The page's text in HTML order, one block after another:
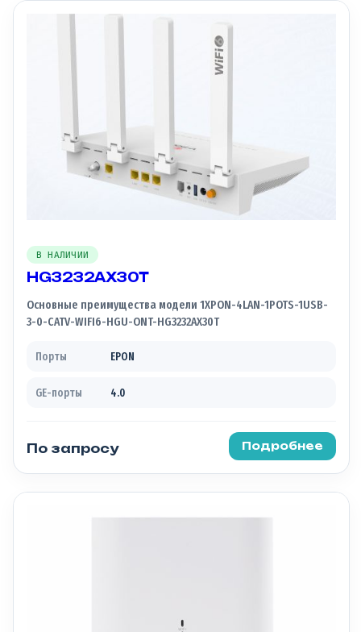
В НАЛИЧИИ
HG3232AX30T
Основные преимущества модели 1XPON-4LAN-1POTS-1USB-
3-0-CATV-WIFI6-HGU-ONT-HG3232AX30T
Порты EPON
GE-порты 4.0
По запросу Подробнее